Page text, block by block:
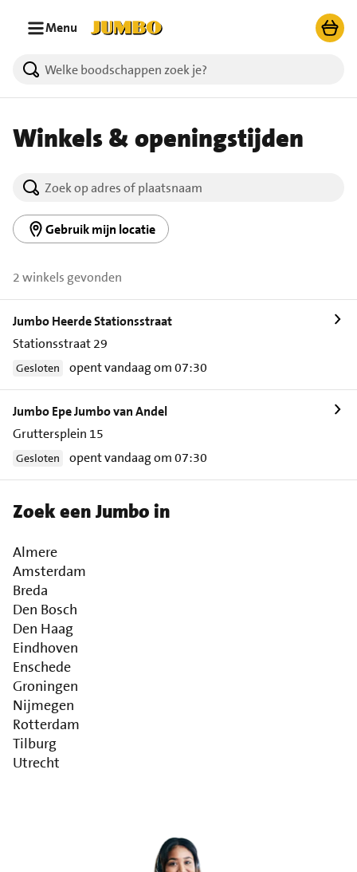
Menu
Winkels & openingstijden
Gebruik mijn locatie
2 winkels gevonden
Jumbo Heerde Stationsstraat
Stationsstraat 29
Gesloten opent vandaag om 07:30
Jumbo Epe Jumbo van Andel
Gruttersplein 15
Gesloten opent vandaag om 07:30
Zoek een Jumbo in
Almere
Amsterdam
Breda
Den Bosch
Den Haag
Eindhoven
Enschede
Groningen
Nijmegen
Rotterdam
Tilburg
Utrecht